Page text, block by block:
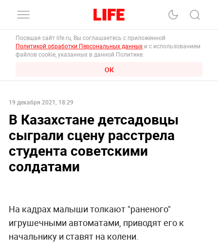
Посещая сайт life.ru, Вы соглашаетесь с приложенной
Политикой обработки Персональных данных и с использованием
файлов cookie, указанных в данной Политике.
ОК
19 декабря 2021, 18:29
В Казахстане детсадовцы
сыграли сцену расстрела
студента советскими
солдатами
На кадрах малыши толкают "раненого"
игрушечными автоматами, приводят его к
начальнику и ставят на колени.